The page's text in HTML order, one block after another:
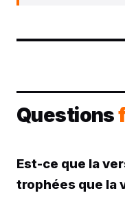
Questions
Est-ce que la
trophées que la